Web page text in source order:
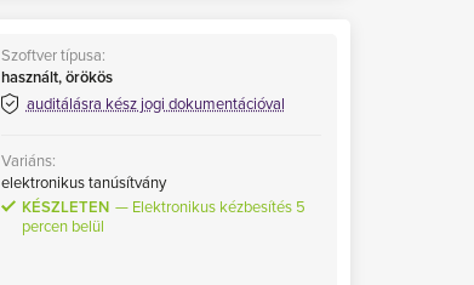
Szoftver típusa:
használt, örökös
auditálásra kész jogi dokumentációval
Variáns:
elektronikus tanúsítvány
KÉSZLETEN
Elektronikus kézbesítés 5
percen belül